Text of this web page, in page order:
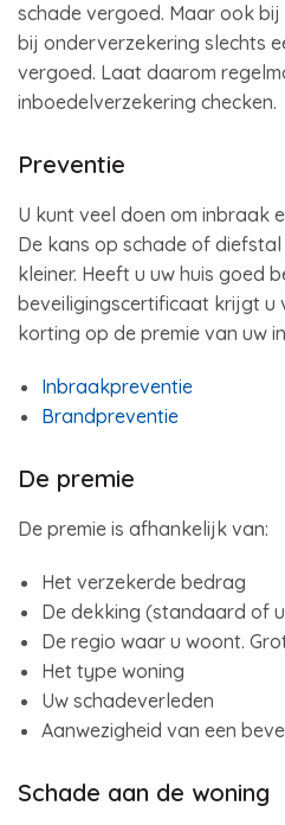
schade vergoed. Maar ook
bij onderverzekering slechts
vergoed. Laat daarom
inboedelverzekering checken.
Preventie
U kunt veel doen om inbraak
De kans op schade of
kleiner. Heeft u uw huis goed
beveiligingscertificaat krijgt
korting op de premie van uw
Inbraakpreventie
Brandpreventie
De premie
De premie is afhankelijk van:
Het verzekerde bedrag
De dekking (standaard of
De regio waar u woont.
Het type woning
Uw schadeverleden
Aanwezigheid van een
Schade aan de woning